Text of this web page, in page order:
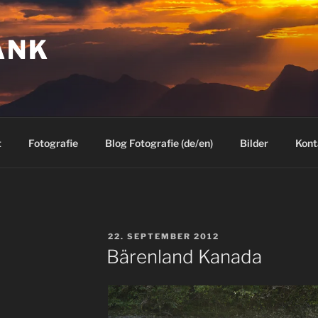
Fotografie Blog Fotografie (de/en) Bilder
VERÖFFENTLICHT
AM
22. SEPTEMBER 2012
Bärenland Kanada